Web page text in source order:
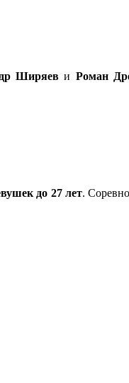
Ширяеви Роман
до 27 лет.